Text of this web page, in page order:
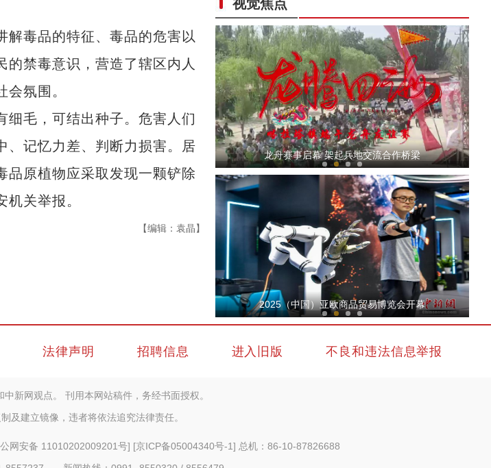
毒品的特征、毒品的危害以
禁毒意识，营造了辖区内人
氛围。
毛，可结出种子。危害人们
、记忆力差、判断力损害。居
品原植物应采取发现一颗铲除
关举报。
【编辑：袁晶】
视觉焦点
龙舟赛事启幕 架起兵地交流合作桥梁
【与你为邻】兰兰：丝绸之路上的物流“摆渡
【与你为邻】俄罗斯滑雪小将在新疆感受现代
2025（中国）亚欧商品贸易博览会开幕
法律声明 招聘信息 进入旧版 不良和违法信息举报
新网观点。 刊用本网站稿件，务经书面授权。
及建立镜像，违者将依法追究法律责任。
网安备 11010202009201号] [京ICP备05004340号-1] 总机：86-10-87826688